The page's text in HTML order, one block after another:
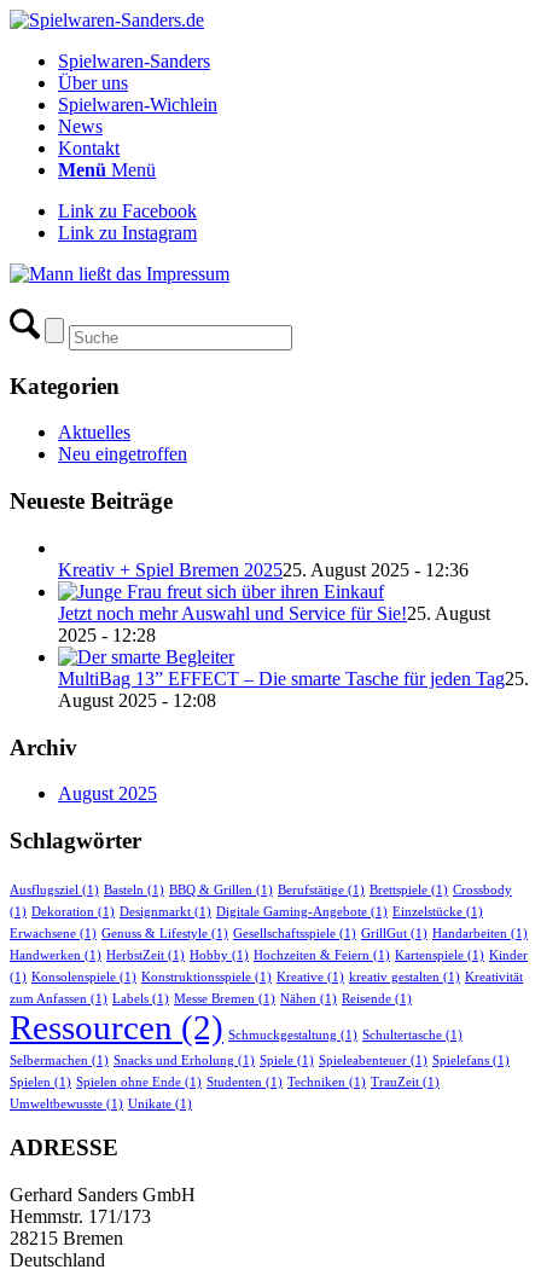
Spielwaren-Sanders
Über uns
Spielwaren-Wichlein
News
Kontakt
Menü Menü
Link zu Facebook
Link zu Instagram
Kategorien
Aktuelles
Neu eingetroffen
Neueste Beiträge
Kreativ + Spiel Bremen 202525. August 2025 - 12:36
Jetzt noch mehr Auswahl und Service für Sie!25. August
2025 - 12:28
MultiBag 13” EFFECT – Die smarte Tasche für jeden Tag25.
August 2025 - 12:08
Archiv
August 2025
Schlagwörter
Ausflugsziel (1) Basteln (1) BBQ & Grillen (1) Berufstätige (1) Brettspiele (1) Crossbody
(1) Dekoration (1) Designmarkt (1) Digitale Gaming-Angebote (1) Einzelstücke (1)
Erwachsene (1) Genuss & Lifestyle (1) Gesellschaftsspiele (1) GrillGut (1) Handarbeiten (1)
Handwerken (1) HerbstZeit (1) Hobby (1) Hochzeiten & Feiern (1) Kartenspiele (1) Kinder
(1) Konsolenspiele (1) Konstruktionsspiele (1) Kreative (1) kreativ gestalten (1) Kreativität
zum Anfassen (1) Labels (1) Messe Bremen (1) Nähen (1) Reisende (1)
Ressourcen (2) Schmuckgestaltung (1) Schultertasche (1)
Selbermachen (1) Snacks und Erholung (1) Spiele (1) Spieleabenteuer (1) Spielefans (1)
Spielen (1) Spielen ohne Ende (1) Studenten (1) Techniken (1) TrauZeit (1)
Umweltbewusste (1) Unikate (1)
ADRESSE
Gerhard Sanders GmbH
Hemmstr. 171/173
28215 Bremen
Deutschland